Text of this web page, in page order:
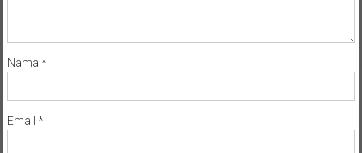
Nama *
Email *